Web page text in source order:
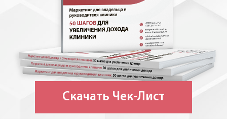
Скачать Чек-Лист